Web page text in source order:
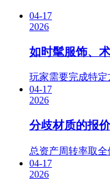
04-17
2026
如时髦服饰、
玩家需要完成特
04-17
2026
分歧材质的报
总资产周转率取
04-17
2026